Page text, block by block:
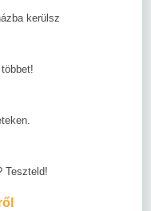
kerülsz
Teszteld!